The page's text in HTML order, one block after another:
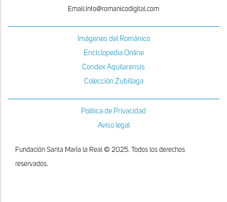
Email:info@romanicodigital.com
Imágenes del Románico
Enciclopedia Online
Condex Aquilarensis
Colección Zubillaga
Política de Privacidad
Aviso legal
Fundación Santa María la Real © 2025. Todos los derechos
reservados.